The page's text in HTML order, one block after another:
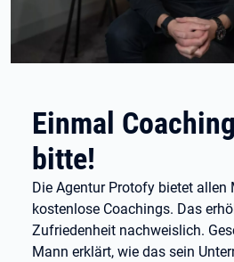
Einmal
bitte!
Die Agentur Protofy bietet allen
kostenlose Coachings. Das
Zufriedenheit nachweislich.
Mann erklärt, wie das sein